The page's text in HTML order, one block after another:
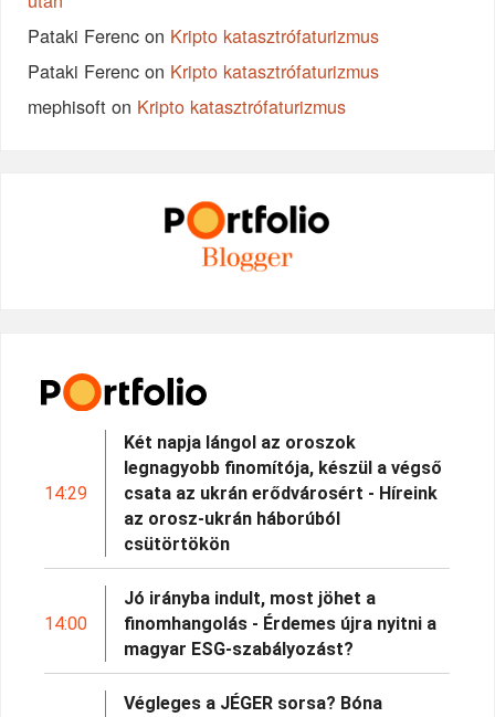
Pataki Ferenc on Kripto katasztrófaturizmus
Pataki Ferenc on Kripto katasztrófaturizmus
mephisoft on Kripto katasztrófaturizmus
14:29
Két napja lángol az oroszok
legnagyobb finomítója, készül a végső
csata az ukrán erődvárosért - Híreink
az orosz-ukrán háborúból
csütörtökön
14:00
Jó irányba indult, most jöhet a
finomhangolás - Érdemes újra nyitni a
magyar ESG-szabályozást?
Végleges a JÉGER sorsa? Bóna